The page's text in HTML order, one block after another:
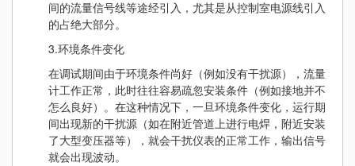
间的流量信号线等途经引入，尤其是从控制室电源线引入
的占绝大部分。
3.环境条件变化
在调试期间由于环境条件尚好（例如没有干扰源），流量
计工作正常，此时往往容易疏忽安装条件（例如接地并不
怎么良好）。在这种情况下，一旦环境条件变化，运行期
间出现新的干扰源（如在附近管道上进行电焊，附近安装
了大型变压器等），就会干扰仪表的正常工作，输出信号
就会出现波动。